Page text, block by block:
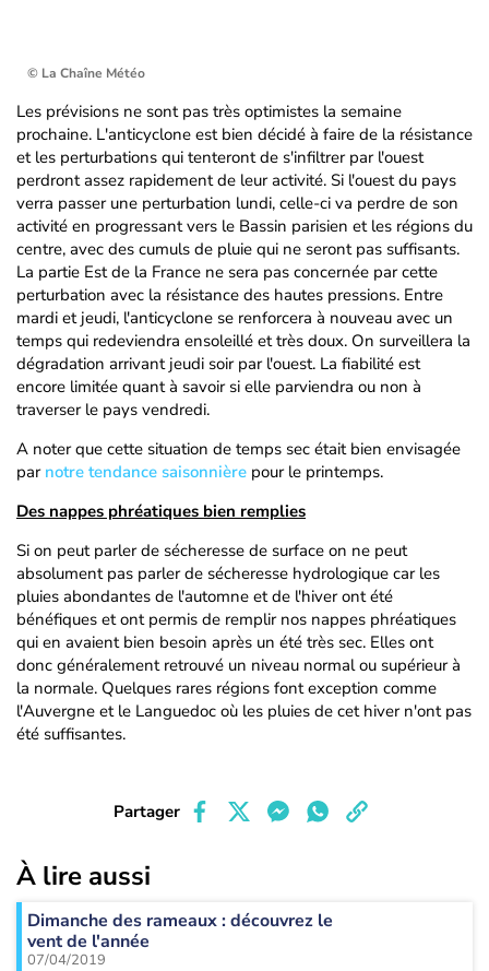
© La Chaîne Météo
Les prévisions ne sont pas très optimistes la semaine
prochaine. L'anticyclone est bien décidé à faire de la résistance
et les perturbations qui tenteront de s'infiltrer par l'ouest
perdront assez rapidement de leur activité. Si l'ouest du pays
verra passer une perturbation lundi, celle-ci va perdre de son
activité en progressant vers le Bassin parisien et les régions du
centre, avec des cumuls de pluie qui ne seront pas suffisants.
La partie Est de la France ne sera pas concernée par cette
perturbation avec la résistance des hautes pressions. Entre
mardi et jeudi, l'anticyclone se renforcera à nouveau avec un
temps qui redeviendra ensoleillé et très doux. On surveillera la
dégradation arrivant jeudi soir par l'ouest. La fiabilité est
encore limitée quant à savoir si elle parviendra ou non à
traverser le pays vendredi.
A noter que cette situation de temps sec était bien envisagée
par notre tendance saisonnière pour le printemps.
Des nappes phréatiques bien remplies
Si on peut parler de sécheresse de surface on ne peut
absolument pas parler de sécheresse hydrologique car les
pluies abondantes de l'automne et de l'hiver ont été
bénéfiques et ont permis de remplir nos nappes phréatiques
qui en avaient bien besoin après un été très sec. Elles ont
donc généralement retrouvé un niveau normal ou supérieur à
la normale. Quelques rares régions font exception comme
l'Auvergne et le Languedoc où les pluies de cet hiver n'ont pas
été suffisantes.
Partager
À lire aussi
Dimanche des rameaux : découvrez le
vent de l'année
07/04/2019